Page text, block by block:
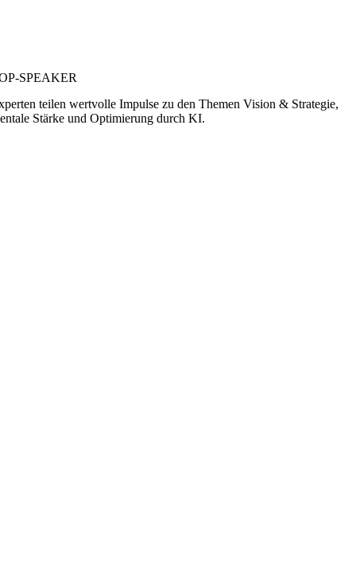
SPEAKER
teilen wertvolle Impulse zu den Themen Vision & Strategie,
Stärke und Optimierung durch KI.